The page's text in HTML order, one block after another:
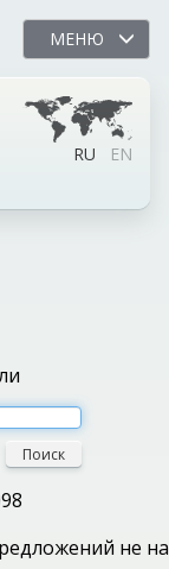
МЕНЮ
RU
EN
Поиск
не